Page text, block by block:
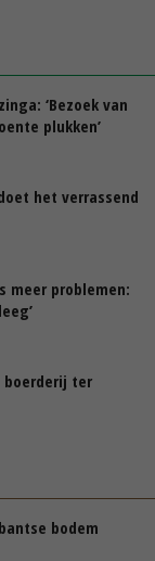
‘Bezoek van
plukken’
het verrassend
meer problemen:
boerderij ter
bodem